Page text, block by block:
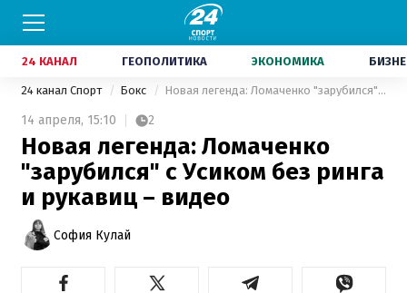
24 КАНАЛ ГЕОПОЛИТИКА ЭКОНОМИКА
24 канал Спорт Бокс Новая легенда: Ломаченко "зарубился" с Усиком без ринга и рукавиц – видео
14 апреля, 15:10 2
Новая легенда: Ломаченко
"зарубился" с Усиком без ринга
и рукавиц – видео
София Кулай